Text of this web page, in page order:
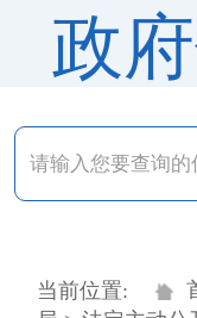
政
当前位置: